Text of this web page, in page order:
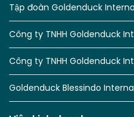
Tập đoàn Goldenduck
Công ty TNHH Goldenduck
Công ty TNHH Goldenduck
Goldenduck Blessindo